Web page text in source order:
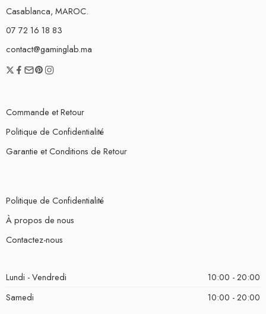
Casablanca, MAROC.
07 72 16 18 83
contact@gaminglab.ma
Commande et Retour
Politique de Confidentialité
Garantie et Conditions de Retour
Politique de Confidentialité
À propos de nous
Contactez-nous
Lundi - Vendredi
10:00 - 20:00
Samedi
10:00 - 20:00